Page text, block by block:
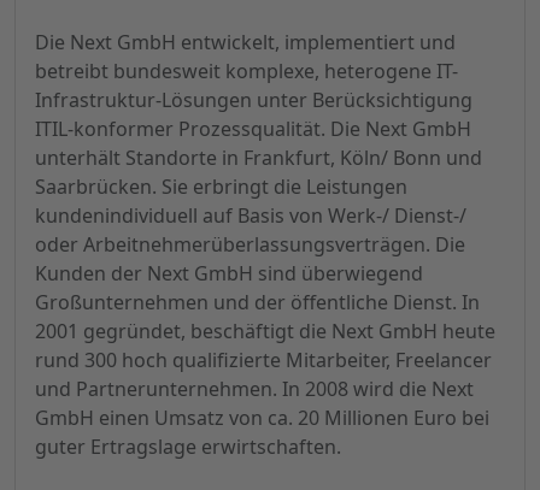
Die Next GmbH entwickelt, implementiert und
betreibt bundesweit komplexe, heterogene IT-
Infrastruktur-Lösungen unter Berücksichtigung
ITIL-konformer Prozessqualität. Die Next GmbH
unterhält Standorte in Frankfurt, Köln/ Bonn und
Saarbrücken. Sie erbringt die Leistungen
kundenindividuell auf Basis von Werk-/ Dienst-/
oder Arbeitnehmerüberlassungsverträgen. Die
Kunden der Next GmbH sind überwiegend
Großunternehmen und der öffentliche Dienst. In
2001 gegründet, beschäftigt die Next GmbH heute
rund 300 hoch qualifizierte Mitarbeiter, Freelancer
und Partnerunternehmen. In 2008 wird die Next
GmbH einen Umsatz von ca. 20 Millionen Euro bei
guter Ertragslage erwirtschaften.